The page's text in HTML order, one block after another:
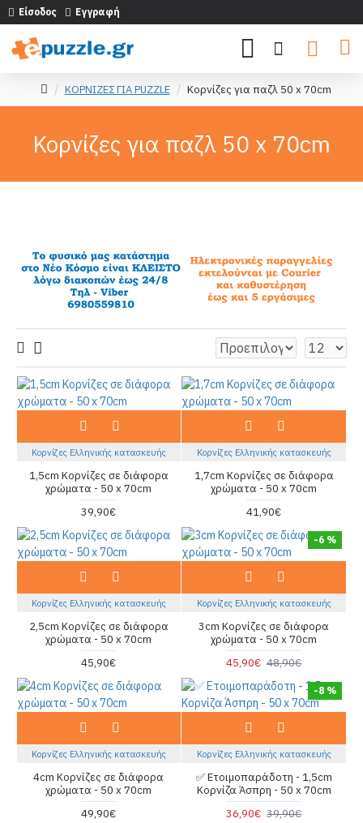
Είσοδος Εγγραφή
ΚΟΡΝΙΖΕΣ ΓΙΑ PUZZLE Κορνίζες για παζλ 50 x 70cm
Κορνίζες για παζλ 50 x 70cm
Κορνίζες Ελληνικής κατασκευής
1,5cm Κορνίζες σε διάφορα
χρώματα - 50 x 70cm
39,90€
Κορνίζες Ελληνικής κατασκευής
1,7cm Κορνίζες σε διάφορα
χρώματα - 50 x 70cm
41,90€
Κορνίζες Ελληνικής κατασκευής
2,5cm Κορνίζες σε διάφορα
χρώματα - 50 x 70cm
45,90€
-6 %
Κορνίζες Ελληνικής κατασκευής
3cm Κορνίζες σε διάφορα
χρώματα - 50 x 70cm
45,90€ 48,90€
Κορνίζες Ελληνικής κατασκευής
4cm Κορνίζες σε διάφορα
χρώματα - 50 x 70cm
49,90€
-8 %
Κορνίζες Ελληνικής κατασκευής
✅ Ετοιμοπαράδοτη - 1,5cm
Κορνίζα Άσπρη - 50 x 70cm
36,90€ 39,90€